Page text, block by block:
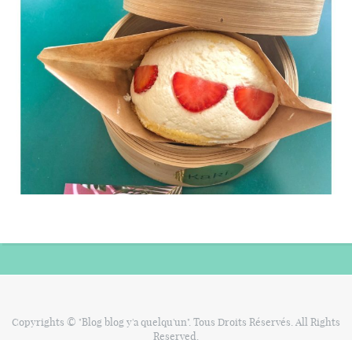
Copyrights © "Blog blog y'a quelqu'un". Tous Droits Réservés. All Rights
Reserved.